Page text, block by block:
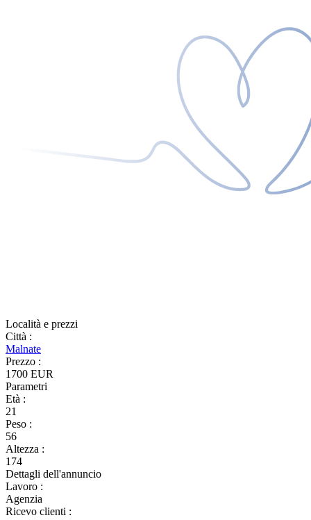
Località e prezzi
Città :
Malnate
Prezzo :
1700 EUR
Parametri
Età :
21
Peso :
56
Altezza :
174
Dettagli dell'annuncio
Lavoro :
Agenzia
Ricevo clienti :